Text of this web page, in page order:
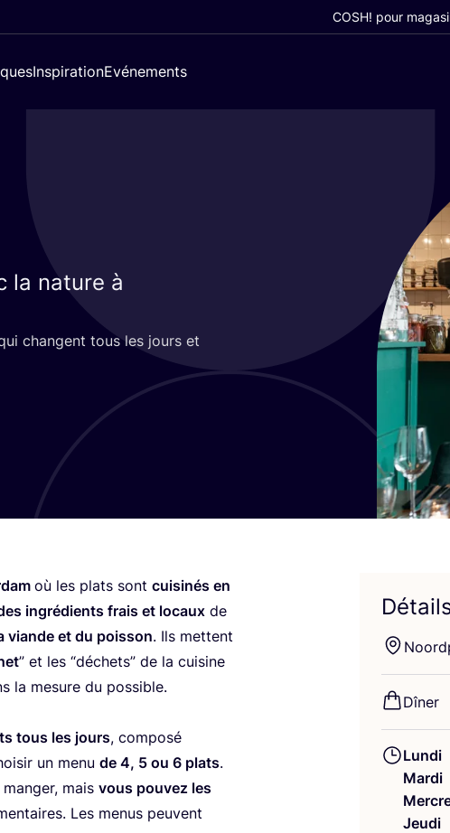
COSH! pour
InspirationEvénements
la nature à
changent tous les jours et
où les plats sont cui­si­nés en
ingré­dients frais et locaux de
viande et du pois­son. Ils mettent
” et les “déchets” de la cui­sine
la mesure du possible.
tous les jours, com­po­sé
un menu de 4, 5 ou 6 plats.
mais vous pou­vez les
Les menus peuvent
Dîner
Lundi
Mardi
Jeudi